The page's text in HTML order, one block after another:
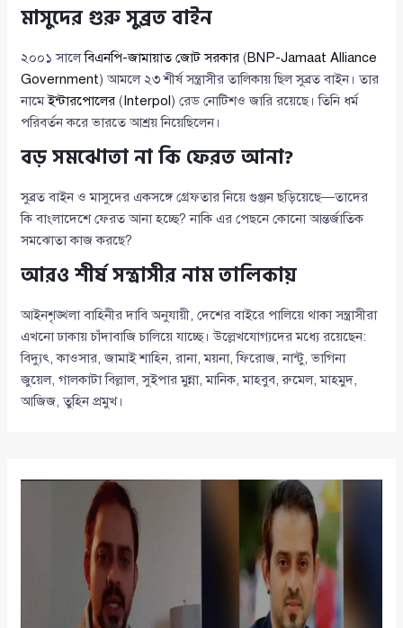
মাসুদের গুরু সুব্রত বাইন
২০০১ সালেবিএনপি-জামায়াত জোট সরকার (BNP-Jamaat Alliance
Government) আমলে ২৩ শীর্ষ সন্ত্রাসীর তালিকায় ছিল সুব্রত বাইন। তার
নামেইন্টারপোলের (Interpol) রেড নোটিশও জারি রয়েছে। তিনি ধর্ম
পরিবর্তন করে ভারতে আশ্রয় নিয়েছিলেন।
বড় সমঝোতা না কি ফেরত আনা?
সুব্রত বাইন ও মাসুদের একসঙ্গে গ্রেফতার নিয়ে গুঞ্জন ছড়িয়েছে—তাদের
কি বাংলাদেশে ফেরত আনা হচ্ছে? নাকি এর পেছনে কোনো আন্তর্জাতিক
সমঝোতা কাজ করছে?
আরও শীর্ষ সন্ত্রাসীর নাম তালিকায়
আইনশৃঙ্খলা বাহিনীর দাবি অনুযায়ী, দেশের বাইরে পালিয়ে থাকা সন্ত্রাসীরা
এখনো ঢাকায় চাঁদাবাজি চালিয়ে যাচ্ছে। উল্লেখযোগ্যদের মধ্যে রয়েছেন:
বিদ্যুৎ, কাওসার, জামাই শাহিন, রানা, ময়না, ফিরোজ, নান্টু, ভাগিনা
জুয়েল, গালকাটা বিল্লাল, সুইপার মুন্না, মানিক, মাহবুব, রুমেল, মাহমুদ,
আজিজ, তুহিন প্রমুখ।